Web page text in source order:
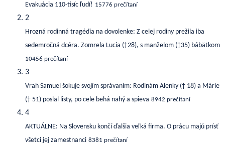
Evakuácia 110-tisíc ľudí! 15776 prečítaní
2
Hrozná rodinná tragédia na dovolenke: Z celej rodiny prežila iba
sedemročná dcéra. Zomrela Lucia (†28), s manželom (†35) bábätkom
10456 prečítaní
3
Vrah Samuel šokuje svojím správaním: Rodinám Alenky († 18) a Márie
(† 51) poslal listy, po cele behá nahý a spieva 8942 prečítaní
4
AKTUÁLNE: Na Slovensku končí ďalšia veľká firma. O prácu majú prísť
všetci jej zamestnanci 8381 prečítaní